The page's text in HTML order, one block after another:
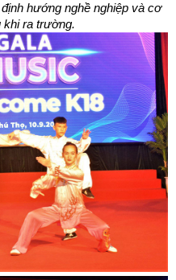
hướng nghề nghiệp và cơ
khi ra trường.